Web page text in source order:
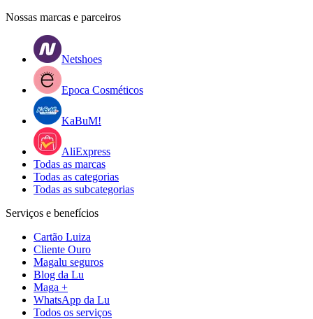
Nossas marcas e parceiros
Netshoes
Epoca Cosméticos
KaBuM!
AliExpress
Todas as marcas
Todas as categorias
Todas as subcategorias
Serviços e benefícios
Cartão Luiza
Cliente Ouro
Magalu seguros
Blog da Lu
Maga +
WhatsApp da Lu
Todos os serviços